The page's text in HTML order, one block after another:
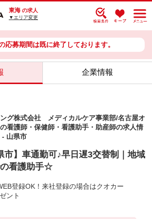
東海 の求人
▼エリア変更
応募期間は既に終了しております。
企業情報
グ株式会社 メディカルケア事業部/名古屋オ
看護師・保健師・看護助手・助産師の求人情
- 山県市
市】車通勤可♪早日遅3交替制｜地域
看護助手☆
登録OK！来社登録の場合はクオカー
ント